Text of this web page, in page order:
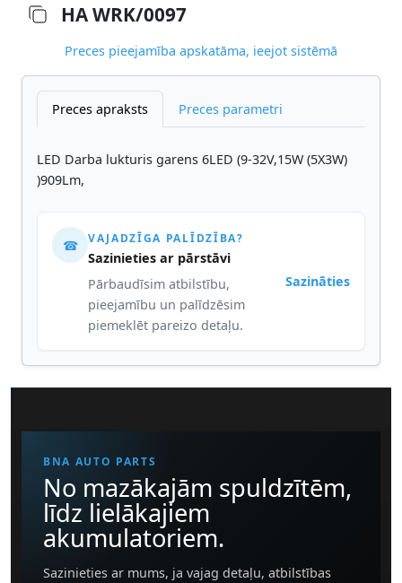
HA WRK/0097
Preces pieejamība apskatāma, ieejot sistēmā
Preces apraksts Preces parametri
LED Darba lukturis garens 6LED (9-32V,15W (5X3W)
)909Lm,
☎ VAJADZĪGA PALĪDZĪBA?
Sazinieties ar pārstāvi
Pārbaudīsim atbilstību,
pieejamību un palīdzēsim
piemeklēt pareizo detaļu.
Sazināties
BNA AUTO PARTS
No mazākajām spuldzītēm,
līdz lielākajiem
akumulatoriem.
Sazinieties ar mums, ja vajag detaļu, atbilstības